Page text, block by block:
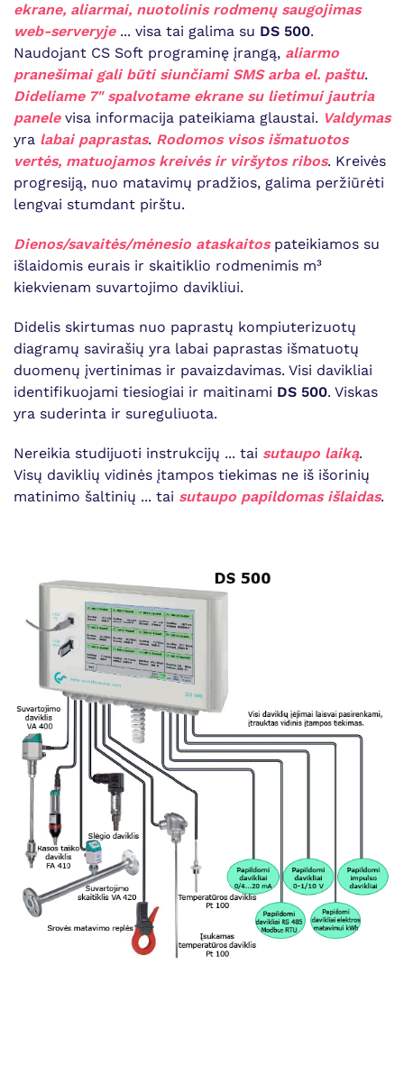
ekrane, aliarmai, nuotolinis rodmenų saugojimas
web-serveryje... visa tai galima su DS 500.
Naudojant CS Soft programinę įrangą, aliarmo
pranešimai gali būti siunčiami SMS arba el. paštu.
Dideliame 7" spalvotame ekrane su lietimui jautria
panelevisa informacija pateikiama glaustai. Valdymas
yra labai paprastas. Rodomos visos išmatuotos
vertės, matuojamos kreivės ir viršytos ribos. Kreivės
progresiją, nuo matavimų pradžios, galima peržiūrėti
lengvai stumdant pirštu.
Dienos/savaitės/mėnesio ataskaitospateikiamos su
išlaidomis eurais ir skaitiklio rodmenimis m³
kiekvienam suvartojimo davikliui.
Didelis skirtumas nuo paprastų kompiuterizuotų
diagramų savirašių yra labai paprastas išmatuotų
duomenų įvertinimas ir pavaizdavimas. Visi davikliai
identifikuojami tiesiogiai ir maitinami DS 500. Viskas
yra suderinta ir sureguliuota.
Nereikia studijuoti instrukcijų ... tai sutaupo laiką.
Visų daviklių vidinės įtampos tiekimas ne iš išorinių
matinimo šaltinių ... tai sutaupo papildomas išlaidas.